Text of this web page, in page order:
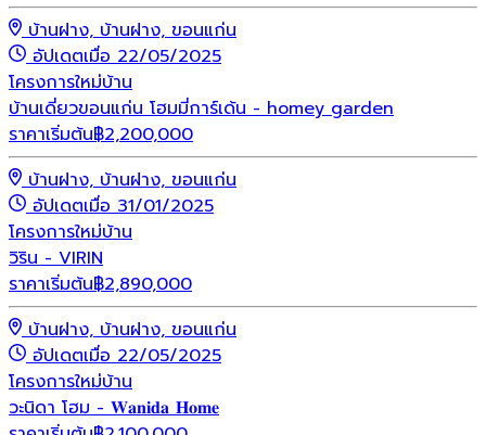
บ้านฝาง, บ้านฝาง, ขอนแก่น
อัปเดตเมื่อ 22/05/2025
โครงการใหม่บ้าน
บ้านเดี่ยวขอนแก่น โฮมมี่การ์เด้น - homey garden
ราคาเริ่มต้น฿2,200,000
บ้านฝาง, บ้านฝาง, ขอนแก่น
อัปเดตเมื่อ 31/01/2025
โครงการใหม่บ้าน
วิริน - VIRIN
ราคาเริ่มต้น฿2,890,000
บ้านฝาง, บ้านฝาง, ขอนแก่น
อัปเดตเมื่อ 22/05/2025
โครงการใหม่บ้าน
วะนิดา โฮม - 𝐖𝐚𝐧𝐢𝐝𝐚 𝐇𝐨𝐦𝐞